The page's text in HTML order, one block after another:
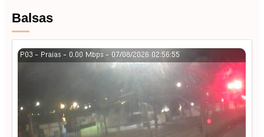
Balsas